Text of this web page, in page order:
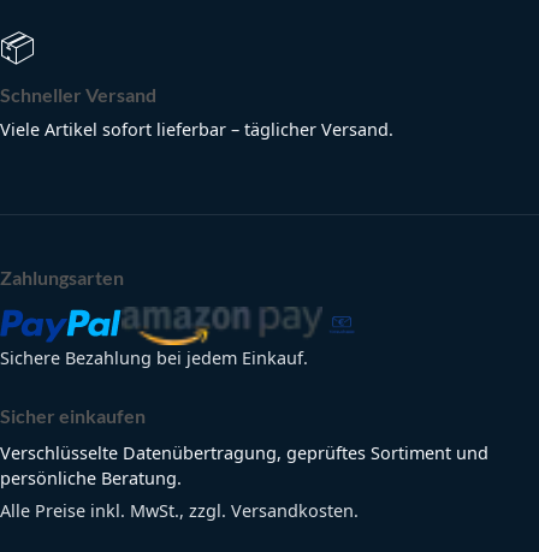
📦
Schneller Versand
Viele Artikel sofort lieferbar – täglicher Versand.
Zahlungsarten
Sichere Bezahlung bei jedem Einkauf.
Sicher einkaufen
Verschlüsselte Datenübertragung, geprüftes Sortiment und
persönliche Beratung.
Alle Preise inkl. MwSt., zzgl. Versandkosten.